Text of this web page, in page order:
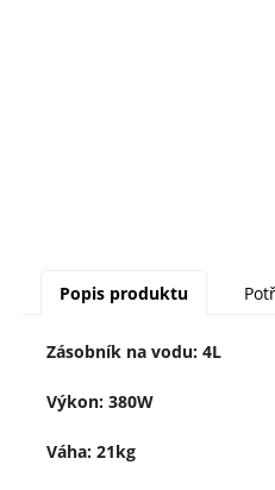
Popis produktu
Zásobník na vodu: 4L
Výkon: 380W
Váha: 21kg